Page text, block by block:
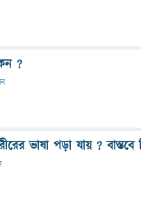
?
ভাষা পড়া যায় ?